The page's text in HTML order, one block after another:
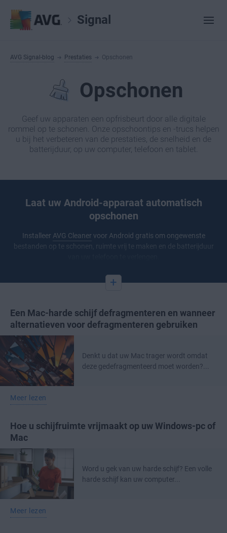
Signal
AVG Signal-blog Prestaties Opschonen
Opschonen
Geef uw apparaten een opfrisbeurt door alle digitale
rommel op te schonen. Onze opschoontips en -trucs helpen
u bij het verbeteren van de prestaties, de snelheid en de
batterijduur, op uw computer, telefoon en tablet.
Laat uw Android-apparaat automatisch
opschonen
Installeer AVG Cleaner voor Android gratis om ongewenste
bestanden op te schonen, ruimte vrij te maken en de batterijduur
+
Een Mac-harde schijf defragmenteren en wanneer
alternatieven voor defragmenteren gebruiken
Denkt u dat uw Mac trager wordt omdat
deze gedefragmenteerd moet worden?...
Meer lezen
Hoe u schijfruimte vrijmaakt op uw Windows-pc of
Mac
Word u gek van uw harde schijf? Een volle
harde schijf kan uw computer...
Meer lezen